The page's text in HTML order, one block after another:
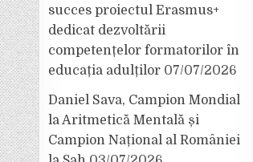
succes proiectul Erasmus+
dedicat dezvoltării
competențelor formatorilor în
educația adulților 07/07/2026
Daniel Sava, Campion Mondial
la Aritmetică Mentală și
Campion Național al României